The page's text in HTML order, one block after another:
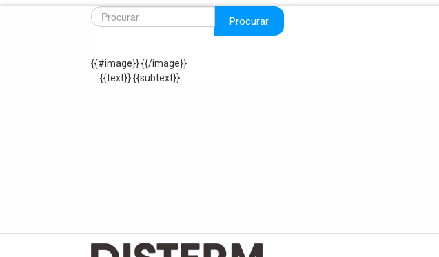
Procurar
{{#image}}{{/image}}
{{text}} {{subtext}}